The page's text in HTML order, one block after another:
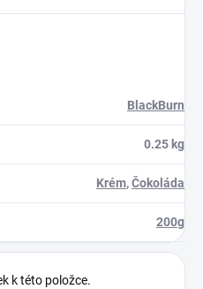
BlackBurn
0.25 kg
Krém,Čokoláda
200g
k této položce.